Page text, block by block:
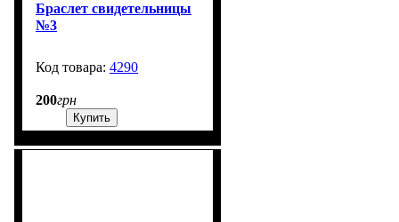
Браслет свидетельницы
№3
4290
200грн
Купить